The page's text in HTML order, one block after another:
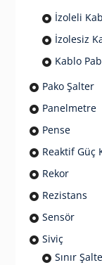
İzoleli
İzolesiz
Kablo
Pako Şalter
Panelmetre
Pense
Reaktif Güç
Rekor
Rezistans
Sensör
Siviç
Sınır